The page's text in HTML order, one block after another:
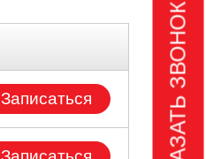
Записаться ЗАКАЗАТЬ ЗВОНОК